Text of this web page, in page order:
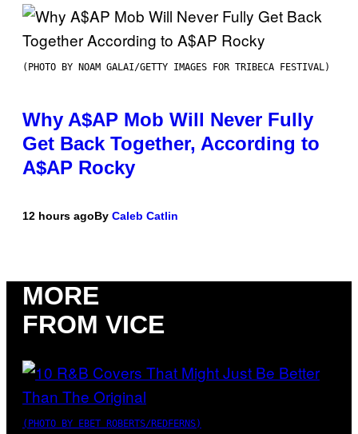
(PHOTO BY NOAM GALAI/GETTY IMAGES FOR TRIBECA FESTIVAL)
Why A$AP Mob Will Never Fully
Get Back Together, According to
A$AP Rocky
12 hours agoBy Caleb Catlin
MORE
FROM VICE
(PHOTO BY EBET ROBERTS/REDFERNS)